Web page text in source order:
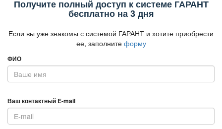
Получите полный доступ к системе ГАРАНТ
есплатно на 3 дня
Если вы уже знакомы с системой ГАРАНТ и хотите приобрести
ее, заполните форму
ФИО
аш контактный E-mail